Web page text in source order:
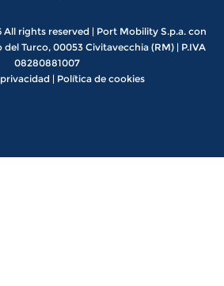
rights reserved | Port Mobility S.p.a. con
Turco, 00053 Civitavecchia (RM) | P.IVA
08280881007
| Política de cookies